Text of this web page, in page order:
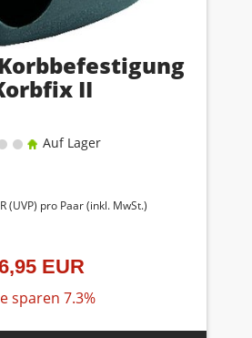
II
Auf Lager
(UVP) pro Paar (inkl. MwSt.)
EUR
sparen 7.3%